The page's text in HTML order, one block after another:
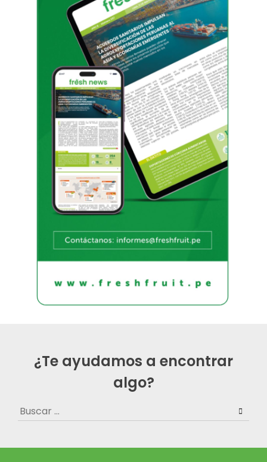
¿Te ayudamos a encontrar
algo?
Buscar: